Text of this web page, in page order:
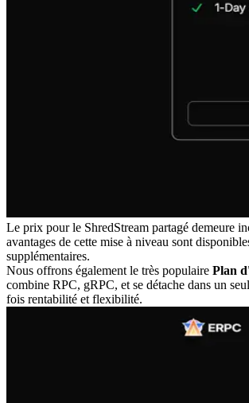
Le prix pour le ShredStream partagé demeure
avantages de cette mise à niveau sont
supplémentaires.
Nous offrons également le très populaire Plan
combine RPC, gRPC, et se détache dans un
fois rentabilité et flexibilité.